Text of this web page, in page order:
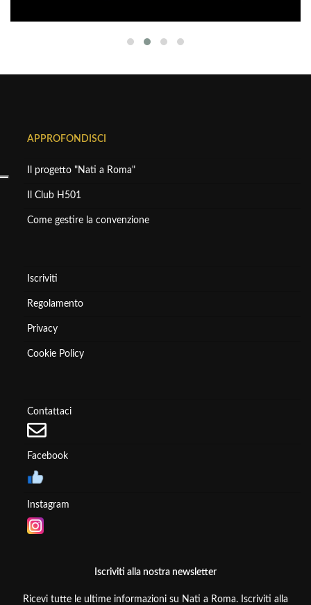
APPROFONDISCI
Il progetto "Nati a Roma"
Il Club H501
Come gestire la convenzione
Iscriviti
Regolamento
Privacy
Cookie Policy
Contattaci
Facebook
Instagram
Iscriviti alla nostra newsletter
Ricevi tutte le ultime informazioni su Nati a Roma. Iscriviti alla